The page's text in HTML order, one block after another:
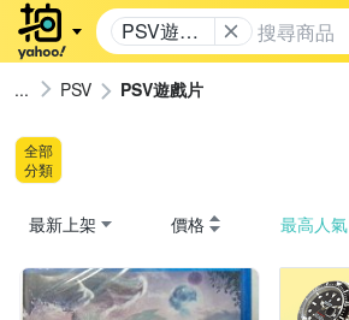
PSV遊戲
片
PSV PSV遊戲片
全部
分類
最新上架 價格 最高人氣